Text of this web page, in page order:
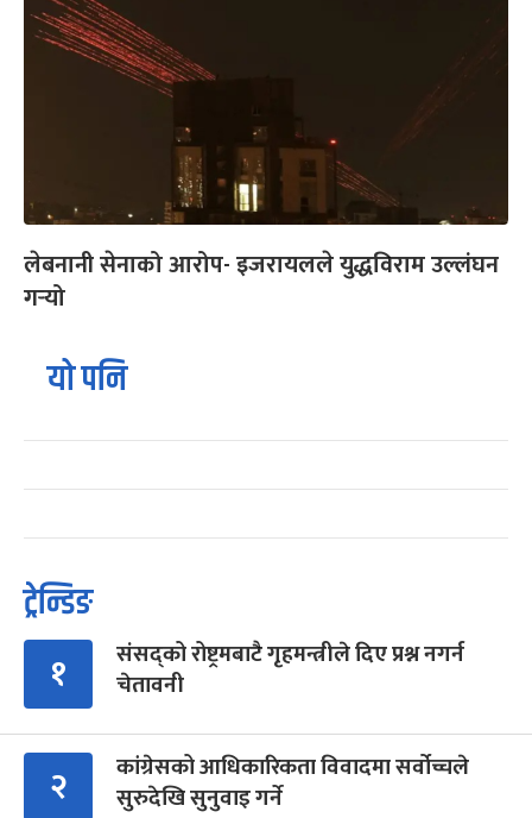
लेबनानी सेनाको आरोप- इजरायलले युद्धविराम उल्लंघन
गर्‍यो
यो पनि
ट्रेन्डिङ
१
संसद्को रोष्ट्रमबाटै गृहमन्त्रीले दिए प्रश्न नगर्न
चेतावनी
२
कांग्रेसको आधिकारिकता विवादमा सर्वोच्चले
सुरुदेखि सुनुवाइ गर्ने